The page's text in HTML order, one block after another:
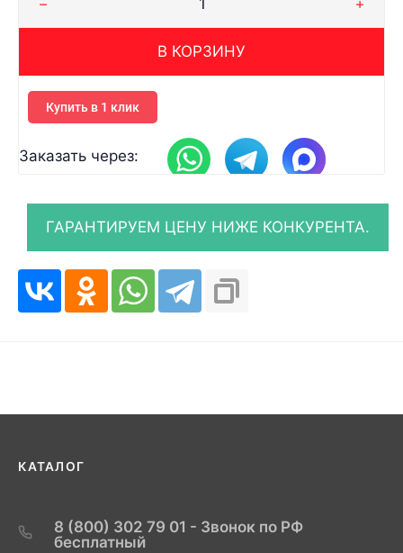
В КОРЗИНУ
Купить в 1 клик
Заказать через:
КАТАЛОГ
8 (800) 302 79 01 - Звонок по РФ
бесплатный